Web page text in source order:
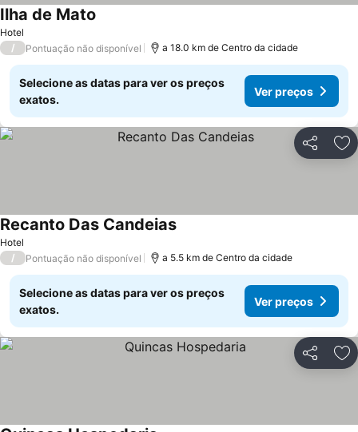
Hotel
Ilha de Mato
/ Pontuação não disponível a 18.0 km de Centro da cidade
Selecione as datas para ver os preços
exatos.
Ver preços
Partilhar
Hotel
Recanto Das Candeias
/ Pontuação não disponível a 5.5 km de Centro da cidade
Selecione as datas para ver os preços
exatos.
Ver preços
Partilhar